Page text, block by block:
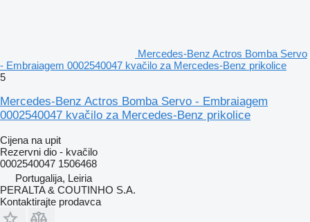
Mercedes-Benz Actros Bomba Servo
- Embraiagem 0002540047 kvačilo za Mercedes-Benz prikolice
5
Mercedes-Benz Actros Bomba Servo - Embraiagem
0002540047 kvačilo za Mercedes-Benz prikolice
Cijena na upit
Rezervni dio - kvačilo
0002540047 1506468
Portugalija, Leiria
PERALTA & COUTINHO S.A.
Kontaktirajte prodavca